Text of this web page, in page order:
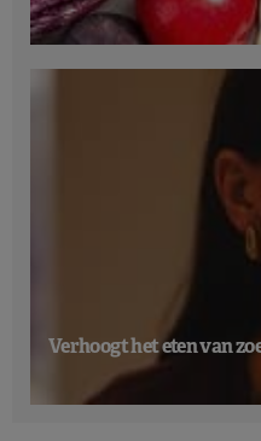
Verhoogt het eten van